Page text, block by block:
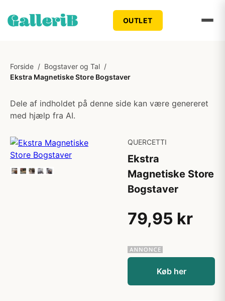
OUTLET
Forside / Bogstaver og Tal /
Ekstra Magnetiske Store Bogstaver
Dele af indholdet på denne side kan være genereret
med hjælp fra AI.
QUERCETTI
Ekstra
Magnetiske Store
Bogstaver
79,95 kr
Køb her